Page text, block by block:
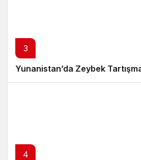
3
Yunanistan’da Zeybek
4